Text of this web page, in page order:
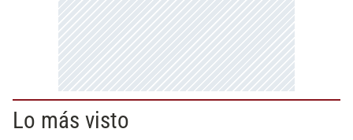
Lo más visto